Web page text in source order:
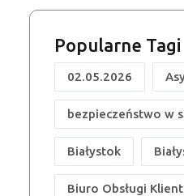
Popularne Tagi
02.05.2026
bezpieczeństwo w
Białystok
Biuro Obsługi